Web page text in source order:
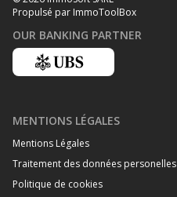
Propulsé par ImmoToolBox
OUR BANKING PARTNER
MENTIONS LÉGALES
Mentions Légales
Traitement des données personelles
Politique de cookies